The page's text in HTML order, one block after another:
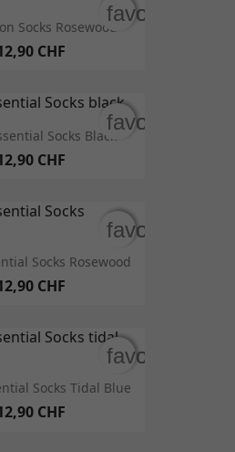
Socks Rosewood
CHF
Socks Black
CHF
Socks Rosewood
CHF
Socks Tidal Blue
CHF